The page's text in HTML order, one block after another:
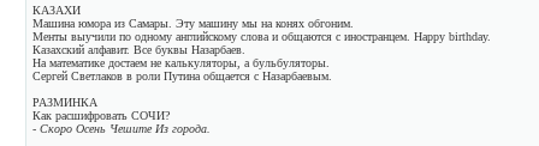
КАЗАХИ
Машина юмора из Самары. Эту машину мы на конях обгоним.
Менты выучили по одному английскому слова и общаются с иностранцем. Happy birthday.
Казахский алфавит. Все буквы Назарбаев.
На математике достаем не калькуляторы, а бульбуляторы.
Сергей Светлаков в роли Путина общается с Назарбаевым.
РАЗМИНКА
Как расшифровать СОЧИ?
- Скоро Осень Чешите Из города.